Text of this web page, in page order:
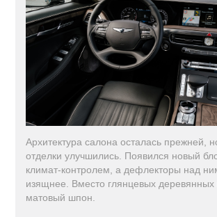
Архитектура салона осталась прежней,
отделки улучшились. Появился новый
климат-контролем, а дефлекторы над
изящнее. Вместо глянцевых деревянных
матовый шпон.